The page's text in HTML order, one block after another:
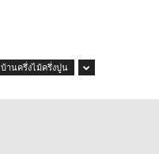
บ้านครึ่งไม้ครึ่งปูน